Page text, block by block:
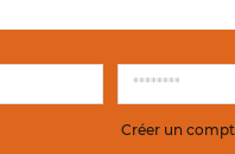
Créer un